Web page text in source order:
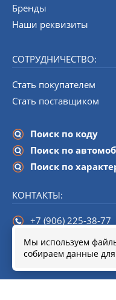
СОТРУДНИЧЕСТВО:
Стать покупателем
Стать поставщиком
Поиск по коду
Поиск по
Поиск по
Бренды
Наши реквизиты
КОНТАКТЫ:
+7 (906) 225-38-77
info@startline-spb.ru
190020,Санкт-
Мы используем
собираем данные для